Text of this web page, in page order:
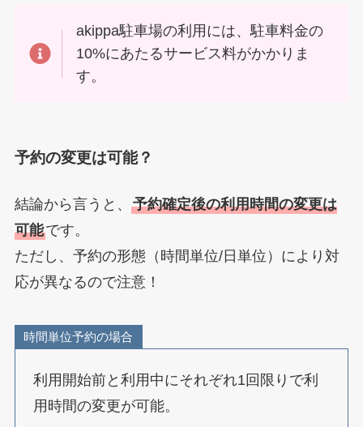
akippa駐車場の利用には、駐車料金の
10%にあたるサービス料がかかりま
す。
予約の変更は可能？
結論から言うと、 予約確定後の利用時間の変更は
可能です。
ただし、予約の形態（時間単位/日単位）により対
応が異なるので注意！
時間単位予約の場合
利用開始前と利用中にそれぞれ1回限りで利
用時間の変更が可能。